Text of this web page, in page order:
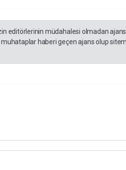
editörlerinin müdahalesi olmadan
haberi geçen ajans olup